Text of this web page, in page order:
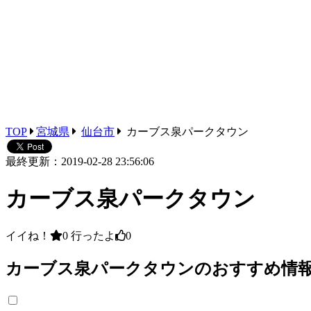
TOP 宮城県 仙台市 カーブス泉パークタウン
最終更新：2019-02-28 23:56:06
カーブス泉パークタウン
イイね！ 0 行ったよ 0
カーブス泉パークタウンのおすすめ情